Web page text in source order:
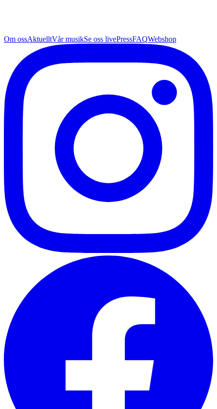
Om ossAktuelltVår musikSe oss livePressFAQWebshop